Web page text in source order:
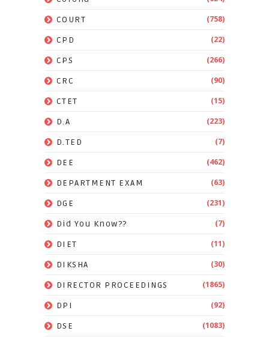
COURT (758)
CPD (22)
CPS (266)
CRC (90)
CTET (15)
D.A (223)
D.TED (7)
DEE (462)
DEPARTMENT EXAM (63)
DGE (231)
Did You Know?? (7)
DIET (11)
DIKSHA (30)
DIRECTOR PROCEEDINGS (1865)
DPI (92)
DSE (1083)